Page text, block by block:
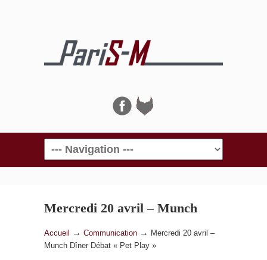
Navigation
Mercredi 20 avril – Munch
Dîner Débat « Pet Play »
Accueil → Communication →
Mercredi 20 avril –
Munch Dîner Débat « Pet Play »